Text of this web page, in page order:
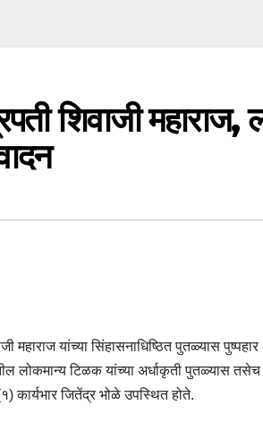
शिवाजी महाराज,
महाराज यांच्या सिंहासनाधिष्ठित पुतळ्यास
लोकमान्य टिळक यांच्या अर्धाकृती पुतळ्यास तसेच
कार्यभार जितेंद्र भोळे उपस्थित होते.